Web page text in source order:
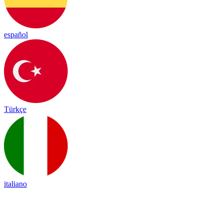
español
Türkçe
italiano